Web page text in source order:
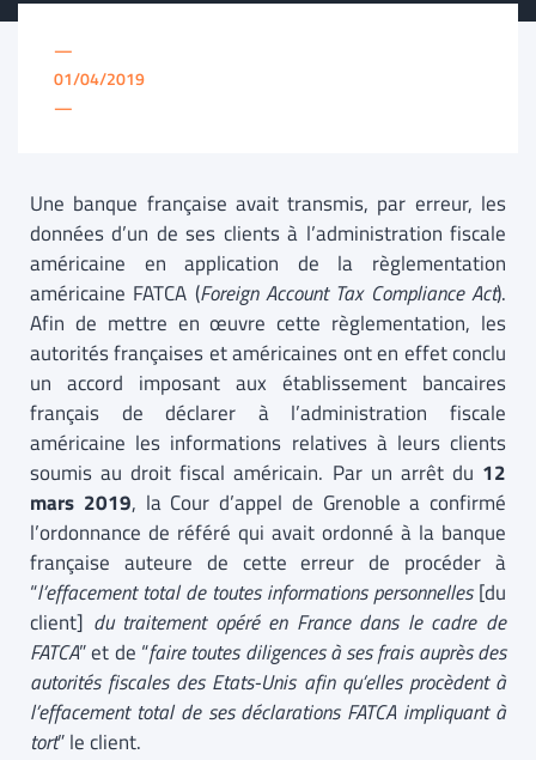
—
01/04/2019
—
Une banque française avait transmis, par erreur, les
données d’un de ses clients à l’administration fiscale
américaine en application de la règlementation
américaine FATCA (Foreign Account Tax Compliance Act).
Afin de mettre en œuvre cette règlementation, les
autorités françaises et américaines ont en effet conclu
un accord imposant aux établissement bancaires
français de déclarer à l’administration fiscale
américaine les informations relatives à leurs clients
soumis au droit fiscal américain. Par un arrêt du 12
mars 2019, la Cour d’appel de Grenoble a confirmé
l’ordonnance de référé qui avait ordonné à la banque
française auteure de cette erreur de procéder à
“l’effacement total de toutes informations personnelles[du
client] du traitement opéré en France dans le cadre de
FATCA” et de “faire toutes diligences à ses frais auprès des
autorités fiscales des Etats-Unis afin qu’elles procèdent à
l’effacement total de ses déclarations FATCA impliquant à
tort” le client.